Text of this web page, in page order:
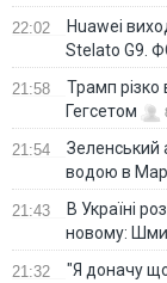
22:02
Huawei
Stelato G9.
21:58
Трамп різко
Гегсетом
21:54
Зеленський
водою в
21:43
В Україні
новому:
21:32
"Я доначу